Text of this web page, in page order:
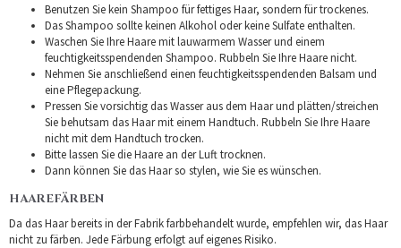
Benutzen Sie kein Shampoo für fettiges Haar, sondern für trockenes.
Das Shampoo sollte keinen Alkohol oder keine Sulfate enthalten.
Waschen Sie Ihre Haare mit lauwarmem Wasser und einem
feuchtigkeitsspendenden Shampoo. Rubbeln Sie Ihre Haare nicht.
Nehmen Sie anschließend einen feuchtigkeitsspendenden Balsam und
eine Pflegepackung.
Pressen Sie vorsichtig das Wasser aus dem Haar und plätten/streichen
Sie behutsam das Haar mit einem Handtuch. Rubbeln Sie Ihre Haare
nicht mit dem Handtuch trocken.
Bitte lassen Sie die Haare an der Luft trocknen.
Dann können Sie das Haar so stylen, wie Sie es wünschen.
HAAREFÄRBEN
Da das Haar bereits in der Fabrik farbbehandelt wurde, empfehlen wir, das Haar
nicht zu färben. Jede Färbung erfolgt auf eigenes Risiko.